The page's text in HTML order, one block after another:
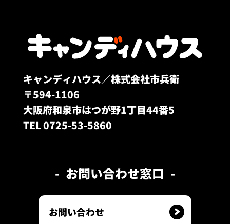
キャンディハウス／株式会社市兵衛
〒594-1106
大阪府和泉市はつが野1丁目44番5
TEL 0725-53-5860
お問い合わせ窓口
お問い合わせ